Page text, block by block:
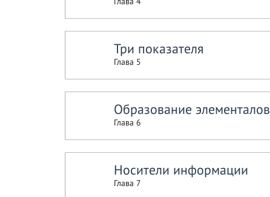
Три показателя
Глава 5
Образование элементалов
Глава 6
Носители информации
Глава 7